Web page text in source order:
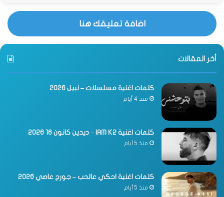
اضافة تعليقك هنا
أخر المقالات
كلمات اغنية مسلسلات – نبيل 2026
منذ 4 أيام
كلمات اغنية IAM K2 – ديدين كانون 16 2026
منذ 5 أيام
كلمات اغنية احكي عالحب – جورج عاصي 2026
منذ 5 أيام